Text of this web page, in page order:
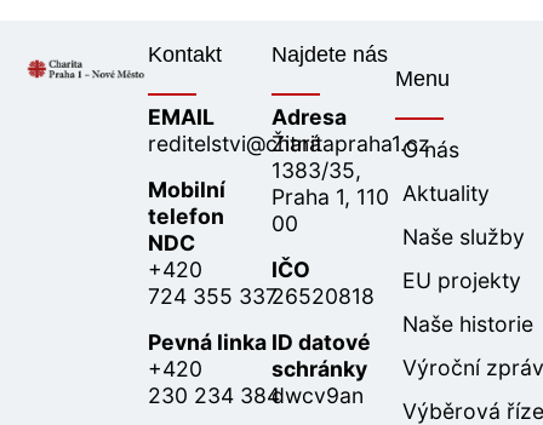
Kontakt
EMAIL
reditelstvi@charitapraha1.cz
Mobilní
telefon
NDC
+420
724 355 337
Pevná linka
+420
230 234 384
Najdete nás
Adresa
Žitná
1383/35,
Praha 1, 110
00
IČO
26520818
ID datové
schránky
dwcv9an
Menu
O nás
Aktuality
Naše služby
EU projekty
Naše historie
Výroční
Výběrová